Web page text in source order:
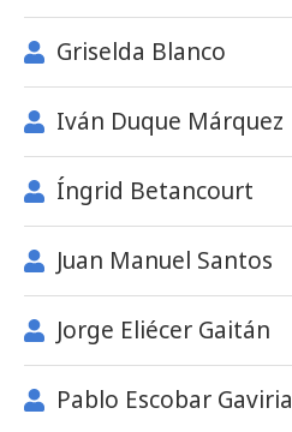
Griselda Blanco
Iván Duque Márquez
Íngrid Betancourt
Juan Manuel Santos
Jorge Eliécer Gaitán
Pablo Escobar Gaviria